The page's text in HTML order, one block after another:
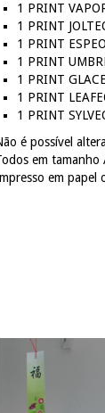
1 PRINT
1 PRINT
1 PRINT
1 PRINT
1 PRINT
1 PRINT
1 PRINT
é possível
em tamanho
em papel